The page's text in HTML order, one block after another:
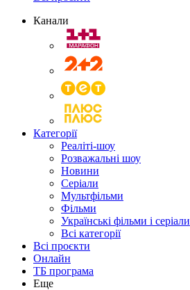
Канали
Категорії
Реаліті-шоу
Розважальні шоу
Новини
Серіали
Мультфільми
Фільми
Українські фільми і серіали
Всі категорії
Всі проєкти
Онлайн
ТБ програма
Еще